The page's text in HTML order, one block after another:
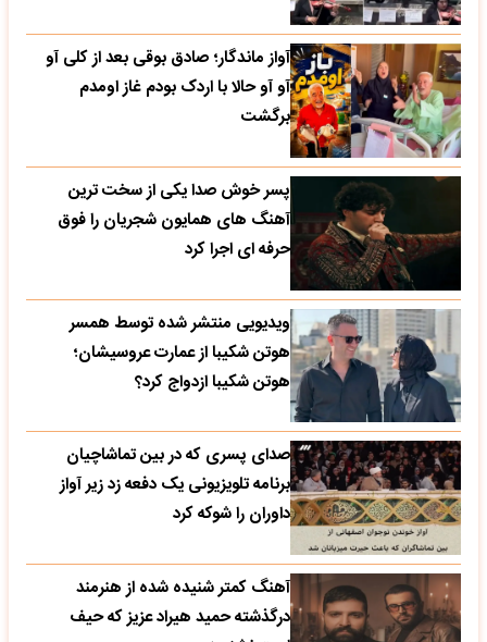
آواز ماندگار؛ صادق بوقی بعد از کلی آو
آو آو حالا با اردک بودم غاز اومدم
برگشت
پسر خوش صدا یکی از سخت ترین
آهنگ های همایون شجریان را فوق
حرفه ای اجرا کرد
ویدیویی منتشر شده توسط همسر
هوتن شکیبا از عمارت عروسیشان؛
هوتن شکیبا ازدواج کرد؟
صدای پسری که در بین تماشاچیان
برنامه تلویزیونی یک دفعه زد زیر آواز
داوران را شوکه کرد
آهنگ کمتر شنیده شده از هنرمند
درگذشته حمید هیراد عزیز که حیف